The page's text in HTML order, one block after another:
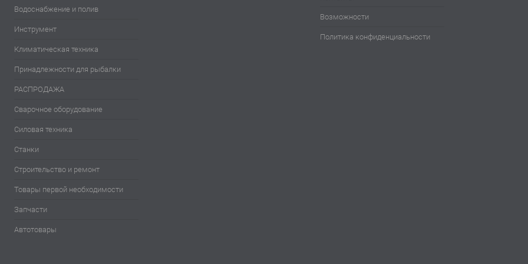
Водоснабжение и полив
Инструмент
Климатическая техника
Принадлежности для рыбалки
РАСПРОДАЖА
Сварочное оборудование
Силовая техника
Станки
Строительство и ремонт
Товары первой необходимости
Запчасти
Автотовары
Возможности
Политика конфиденциальности